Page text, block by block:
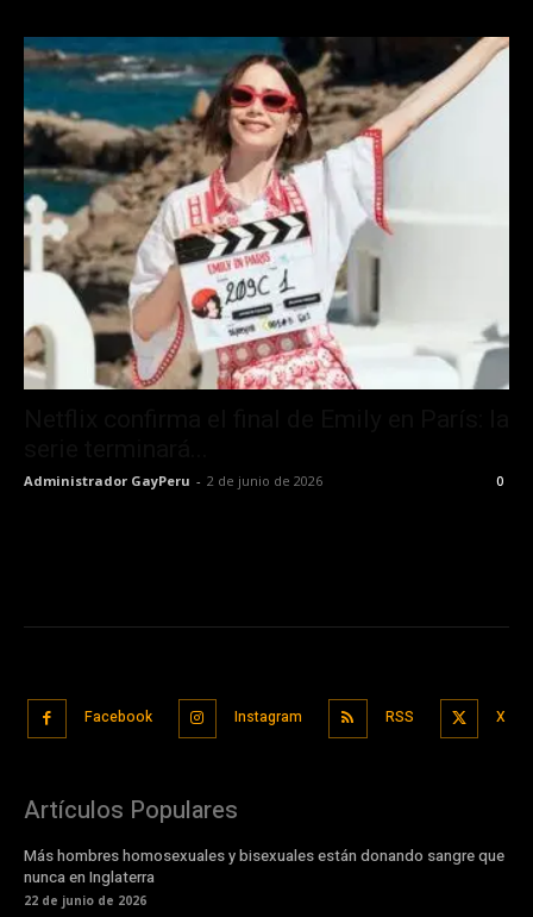
Administrador GayPeru - 2 de junio de 2026 0
Facebook Instagram RSS X
Artículos Populares
Más hombres homosexuales y bisexuales están donando sangre que
nunca en Inglaterra
22 de junio de 2026